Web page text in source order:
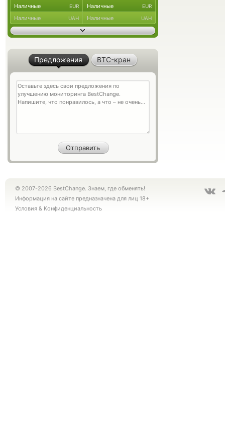
Наличные EUR Наличные EUR
Наличные UAH Наличные UAH
Предложения BTC-кран
© 2007-2026 BestChange. Знаем, где обменять!
Информация на сайте предназначена для лиц 18+
Условия & Конфиденциальность